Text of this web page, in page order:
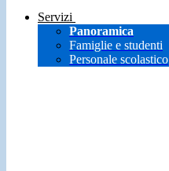
Servizi
Panoramica
Famiglie e studenti
Personale scolastico